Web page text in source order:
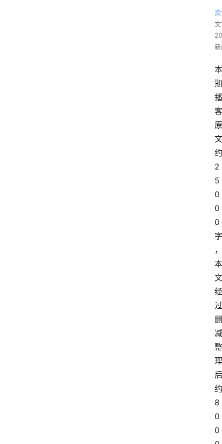
本
期
播
客
原
文
约
2
5
0
0
0
字
，
本
文
经
过
删
减
整
理
后
约
8
0
0